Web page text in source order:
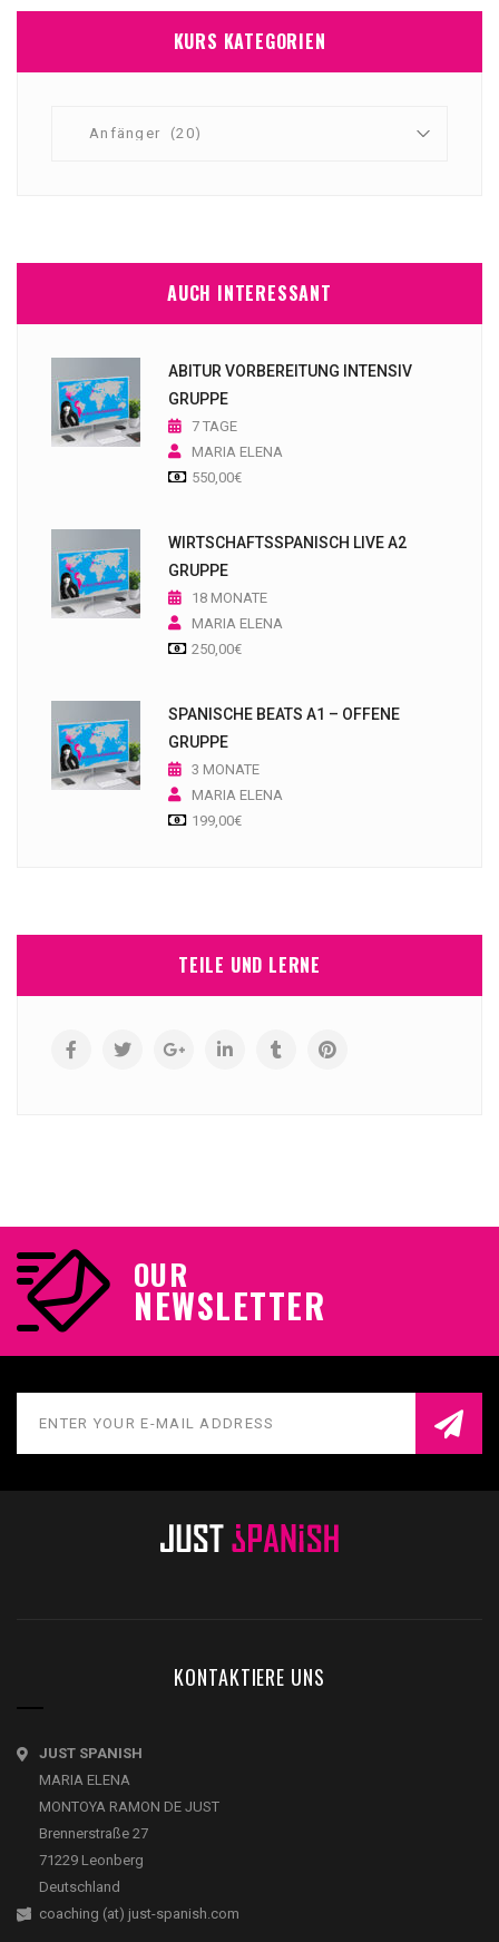
KURS KATEGORIEN
AUCH INTERESSANT
ABITUR VORBEREITUNG INTENSIV
GRUPPE
7 TAGE
MARIA ELENA
550,00€
WIRTSCHAFTSSPANISCH LIVE A2
GRUPPE
18 MONATE
MARIA ELENA
250,00€
SPANISCHE BEATS A1 – OFFENE
GRUPPE
3 MONATE
MARIA ELENA
199,00€
TEILE UND LERNE
OUR
NEWSLETTER
KONTAKTIERE UNS
JUST SPANISH
MARIA ELENA
MONTOYA RAMON DE JUST
Brennerstraße 27
71229 Leonberg
Deutschland
coaching (at) just-spanish.com